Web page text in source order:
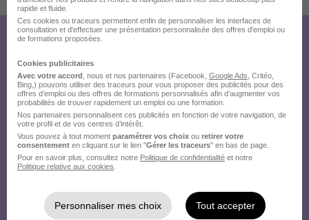
Créez votre compte
Hellowork et postulez
sur le site du recruteur !
rapide et fluide.
Ces cookies ou traceurs permettent enfin de personnaliser les interfaces de
consultation et d'effectuer une présentation personnalisée des offres d'emploi ou
de formations proposées.
Cookies publicitaires
Avec votre accord , nous et nos partenaires (Facebook, Google Ads , Critéo,
Bing,) pouvons utiliser des traceurs pour vous proposer des publicités pour des
offres d’emploi ou des offres de formations personnalisés afin d’augmenter vos
probabilités de trouver rapidement un emploi ou une formation.
Nos partenaires personnalisent ces publicités en fonction de votre navigation, de
votre profil et de vos centres d’intérêt.
Vous pouvez à tout moment paramétrer vos choix ou retirer votre
consentement en cliquant sur le lien "Gérer les traceurs" en bas de page.
Pour en savoir plus, consultez notre Politique de confidentialité et notre
Politique relative aux cookies
Personnaliser mes choix Tout accepter